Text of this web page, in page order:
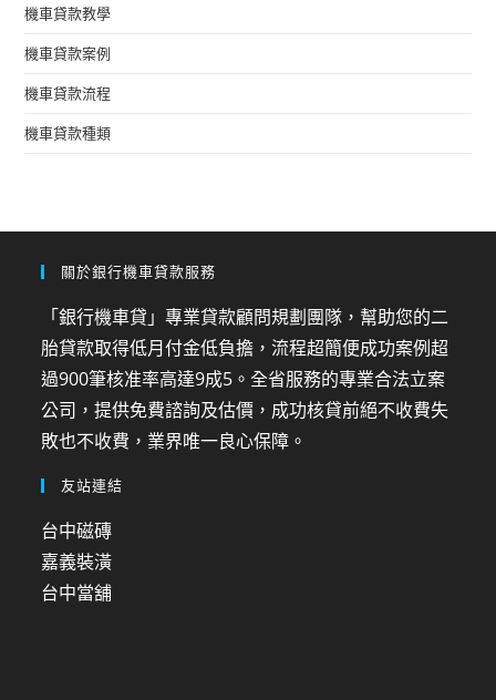
機車貸款教學
機車貸款案例
機車貸款流程
機車貸款種類
關於銀行機車貸款服務
「銀行機車貸」專業貸款顧問規劃團隊，幫助您的二
胎貸款取得低月付金低負擔，流程超簡便成功案例超
過900筆核准率高達9成5。全省服務的專業合法立案
公司，提供免費諮詢及估價，成功核貸前絕不收費失
敗也不收費，業界唯一良心保障。
友站連結
台中磁磚
嘉義裝潢
台中當舖